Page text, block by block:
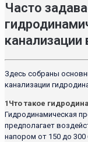
Часто
канализации
Здесь собраны
канализации
1 Что такое
Гидродинамическая
предполагает
напором от 150 до 300